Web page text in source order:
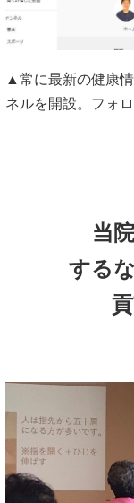
▲常に最新の健康
ネルを開設。フォ
当
する